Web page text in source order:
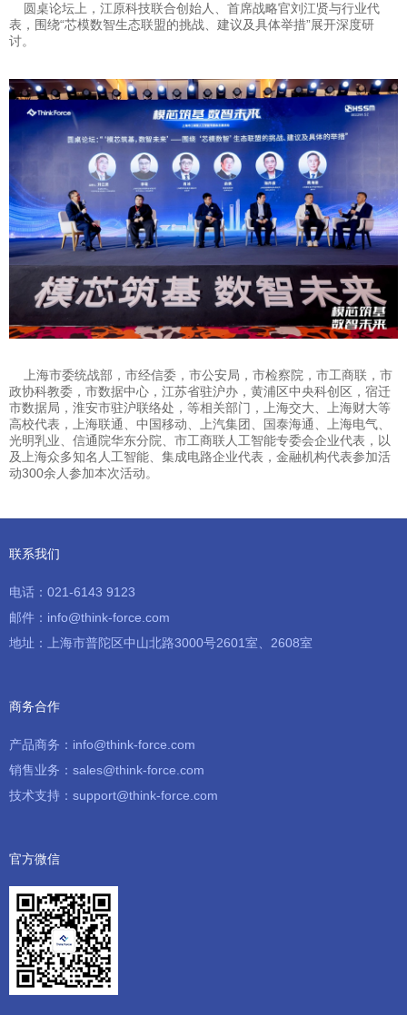
圆桌论坛上，江原科技联合创始人、首席战略官刘江贤与行业代
表，围绕“芯模数智生态联盟的挑战、建议及具体举措”展开深度研
讨。
上海市委统战部，市经信委，市公安局，市检察院，市工商联，市
政协科教委，市数据中心，江苏省驻沪办，黄浦区中央科创区，宿迁
市数据局，淮安市驻沪联络处，等相关部门，上海交大、上海财大等
高校代表，上海联通、中国移动、上汽集团、国泰海通、上海电气、
光明乳业、信通院华东分院、市工商联人工智能专委会企业代表，以
及上海众多知名人工智能、集成电路企业代表，金融机构代表参加活
动300余人参加本次活动。
联系我们
电话：021-6143 9123
邮件：info@think-force.com
地址：上海市普陀区中山北路3000号2601室、2608室
商务合作
产品商务：info@think-force.com
销售业务：sales@think-force.com
技术支持：support@think-force.com
官方微信